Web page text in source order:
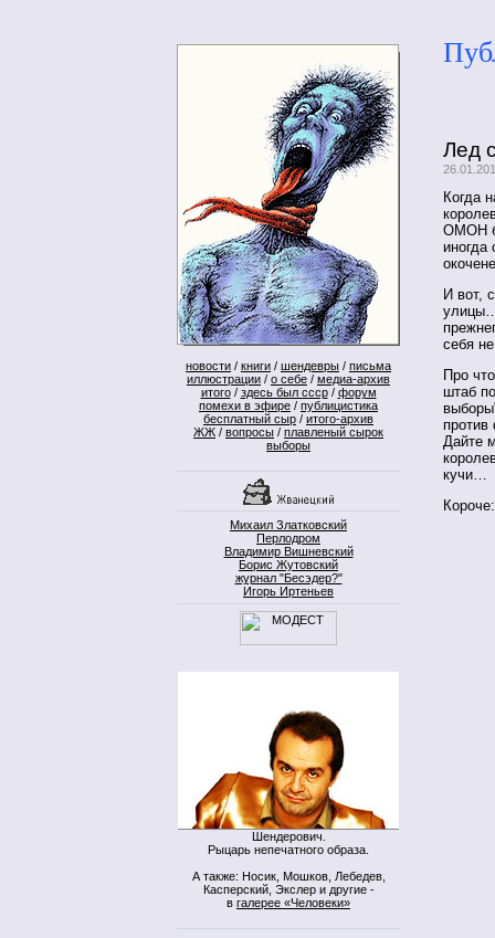
новости / книги / шендевры / письма
иллюстрации / о себе / медиа-архив
итого/ здесь был ссср/ форум
помехи в эфире / публицистика
бесплатный сыр / итого-архив
ЖЖ / вопросы / плавленый сырок
выборы
Михаил Златковский
Перлодром
Владимир Вишневский
Борис Жутовский
журнал "Бесэдер?"
Игорь Иртеньев
Шендерович.
Рыцарь непечатного образа.
А также: Носик, Мошков, Лебедев,
Касперский, Экслер и другие -
в галерее «Человеки»
Лед
Когда
ОМОН
И вот,
улицы…
себя
Про
штаб
Дайте
кучи…